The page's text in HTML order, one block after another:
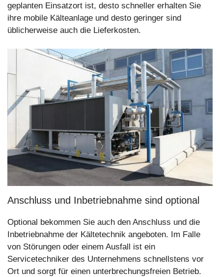
geplanten Einsatzort ist, desto schneller erhalten Sie
ihre mobile Kälteanlage und desto geringer sind
üblicherweise auch die Lieferkosten.
Anschluss und Inbetriebnahme sind optional
Optional bekommen Sie auch den Anschluss und die
Inbetriebnahme der Kältetechnik angeboten. Im Falle
von Störungen oder einem Ausfall ist ein
Servicetechniker des Unternehmens schnellstens vor
Ort und sorgt für einen unterbrechungsfreien Betrieb.